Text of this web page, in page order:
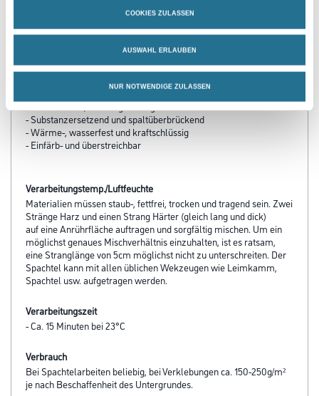
COOKIES ZULASSEN
AUSWAHL ERLAUBEN
NUR NOTWENDIGE ZULASSEN
PRODUKTEIGENSCHAFTEN
- 2K PUR-Spachtel zum Kleben, Füllen und Spachteln geeignet
- Hartelastisch, hohe Eigenfestigkeit
- Substanzersetzend und spaltüberbrückend
- Wärme-, wasserfest und kraftschlüssig
- Einfärb- und überstreichbar
Verarbeitungstemp./Luftfeuchte
Materialien müssen staub-, fettfrei, trocken und tragend sein. Zwei
Stränge Harz und einen Strang Härter (gleich lang und dick)
auf eine Anrührfläche auftragen und sorgfältig mischen. Um ein
möglichst genaues Mischverhältnis einzuhalten, ist es ratsam,
eine Stranglänge von 5cm möglichst nicht zu unterschreiten. Der
Spachtel kann mit allen üblichen Wekzeugen wie Leimkamm,
Spachtel usw. aufgetragen werden.
Verarbeitungszeit
- Ca. 15 Minuten bei 23°C
Verbrauch
Bei Spachtelarbeiten beliebig, bei Verklebungen ca. 150-250g/m²
je nach Beschaffenheit des Untergrundes.